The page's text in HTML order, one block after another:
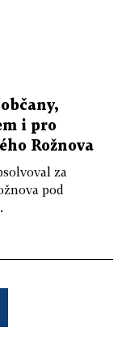
i pro
Rožnova
za
pod